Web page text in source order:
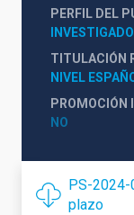
PERFIL DEL
TITULACIÓN
NIVEL
PROMOCIÓN
NO
PS-2024-
plazo